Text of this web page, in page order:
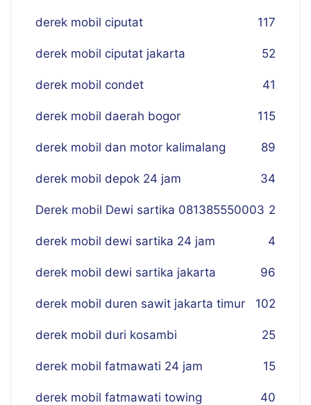
derek mobil ciputat 117
derek mobil ciputat jakarta 52
derek mobil condet 41
derek mobil daerah bogor 115
derek mobil dan motor kalimalang 89
derek mobil depok 24 jam 34
Derek mobil Dewi sartika 081385550003 2
derek mobil dewi sartika 24 jam 4
derek mobil dewi sartika jakarta 96
derek mobil duren sawit jakarta timur 102
derek mobil duri kosambi 25
derek mobil fatmawati 24 jam 15
derek mobil fatmawati towing 40